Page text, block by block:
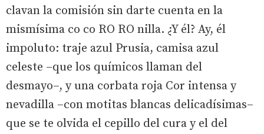
clavan la comisión sin darte cuenta en la
mismísima co co RO RO nilla. ¿Y él? Ay, él
impoluto: traje azul Prusia, camisa azul
celeste –que los químicos llaman del
desmayo–, y una corbata roja Cor intensa y
nevadilla –con motitas blancas delicadísimas–
que se te olvida el cepillo del cura y el del